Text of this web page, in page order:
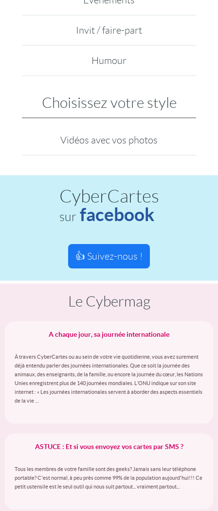
Invit / faire-part
Humour
Choisissez votre style
Vidéos avec vos photos
CyberCartes
sur facebook
👍 Suivez-nous !
Le Cybermag
A chaque jour, sa journée internationale
À travers CyberCartes ou au sein de votre vie quotidienne, vous avez surement
déjà entendu parler des journées internationales. Que ce soit la journée des
animaux, des enseignants, de la famille, ou encore la journée du cœur, les Nations
Unies enregistrent plus de 140 journées mondiales. L’ONU indique sur son site
internet : « Les journées internationales servent à aborder des aspects essentiels
de la vie …
ASTUCE : Et si vous envoyez vos cartes par SMS ?
Tous les membres de votre famille sont des geeks? Jamais sans leur téléphone
portable? C'est normal, à peu près comme 99% de la population aujourd'hui!!! Ce
petit ustensile est le seul outil qui nous suit partout... vraiment partout...